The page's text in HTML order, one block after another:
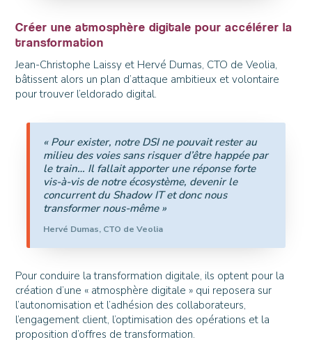
Créer une atmosphère digitale pour accélérer la
transformation
Jean-Christophe Laissy et Hervé Dumas, CTO de Veolia,
bâtissent alors un plan d’attaque ambitieux et volontaire
pour trouver l’eldorado digital.
« Pour exister, notre DSI ne pouvait rester au
milieu des voies sans risquer d’être happée par
le train… Il fallait apporter une réponse forte
vis-à-vis de notre écosystème, devenir le
concurrent du Shadow IT et donc nous
transformer nous-même »
Hervé Dumas, CTO de Veolia
Pour conduire la transformation digitale, ils optent pour la
création d’une « atmosphère digitale » qui reposera sur
l’autonomisation et l’adhésion des collaborateurs,
l’engagement client, l’optimisation des opérations et la
proposition d’offres de transformation.